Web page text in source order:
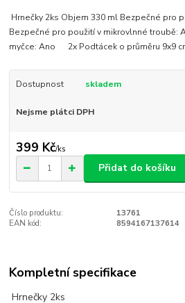
Hrnečky 2ks Objem 330 ml Bezpečné pro
Bezpečné pro použití v mikrovlnné troubě:
myčce: Ano 2x Podtácek o průměru
Dostupnost skladem
Nejsme plátci DPH
399 Kč/ks
Přidat do košíku
Číslo produktu:
13761
EAN kód:
8594167137614
Kompletní specifikace
Hrnečky 2ks